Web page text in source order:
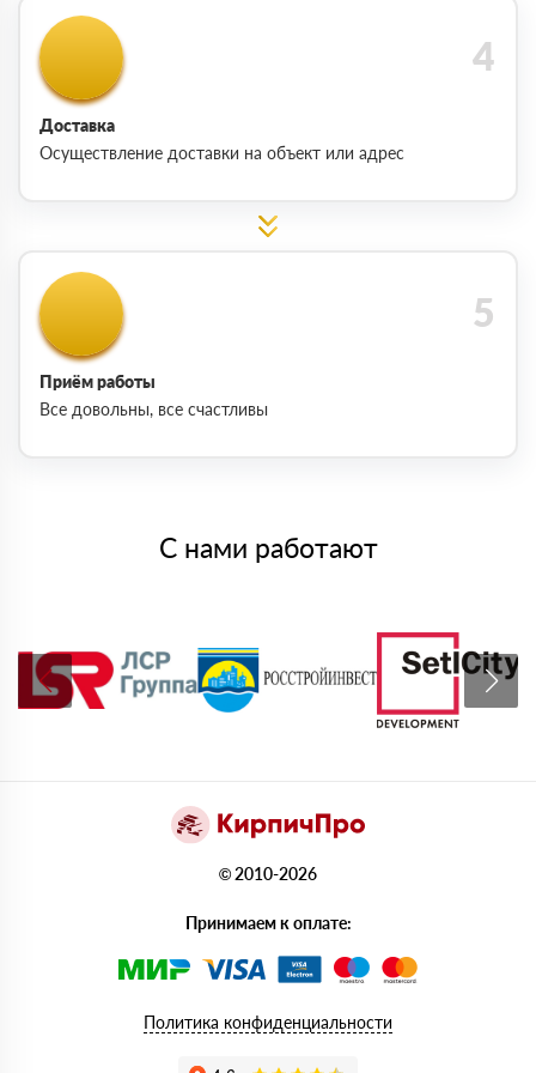
Доставка
Осуществление доставки на объект или адрес
Приём работы
Все довольны, все счастливы
С нами работают
© 2010-2026
Принимаем к оплате:
Политика конфиденциальности